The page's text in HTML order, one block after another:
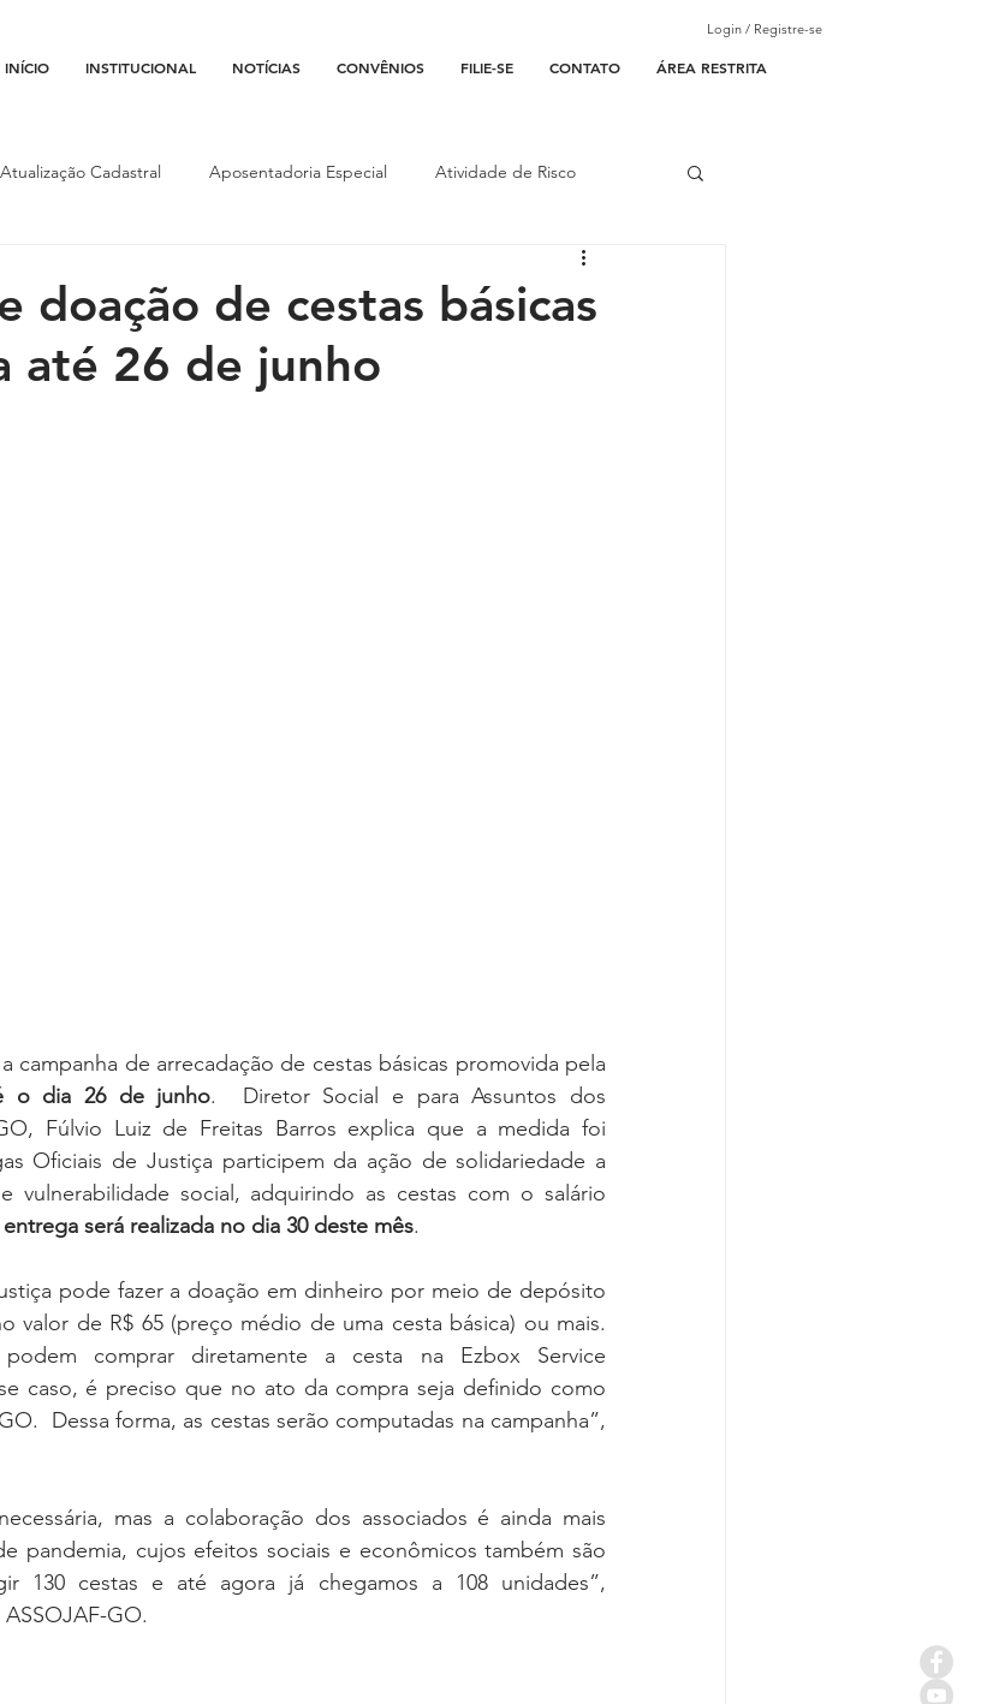
INÍCIO INSTITUCIONAL NOTÍCIAS CONVÊNIOS FILIE-SE CONTATO ÁREA RESTRITA
Login / Registre-se
Atualização Cadastral Aposentadoria Especial Atividade de Risco
Isenção Fiscal Justiça do Trabalho Justiça Federal
doação de cestas básicas
até 26 de junho
campanha de arrecadação de cestas básicas promovida pela
o dia 26 de junho.  Diretor Social e para Assuntos dos
Fúlvio Luiz de Freitas Barros explica que a medida foi
Oficiais de Justiça participem da ação de solidariedade a
vulnerabilidade social, adquirindo as cestas com o salário
será realizada no dia 30 deste mês.
pode fazer a doação em dinheiro por meio de depósito
valor de R$ 65 (preço médio de uma cesta básica) ou mais.
podem comprar diretamente a cesta na Ezbox Service
caso, é preciso que no ato da compra seja definido como
Dessa forma, as cestas serão computadas na campanha”,
mas a colaboração dos associados é ainda mais
pandemia, cujos efeitos sociais e econômicos também são
130 cestas e até agora já chegamos a 108 unidades”,
GO.